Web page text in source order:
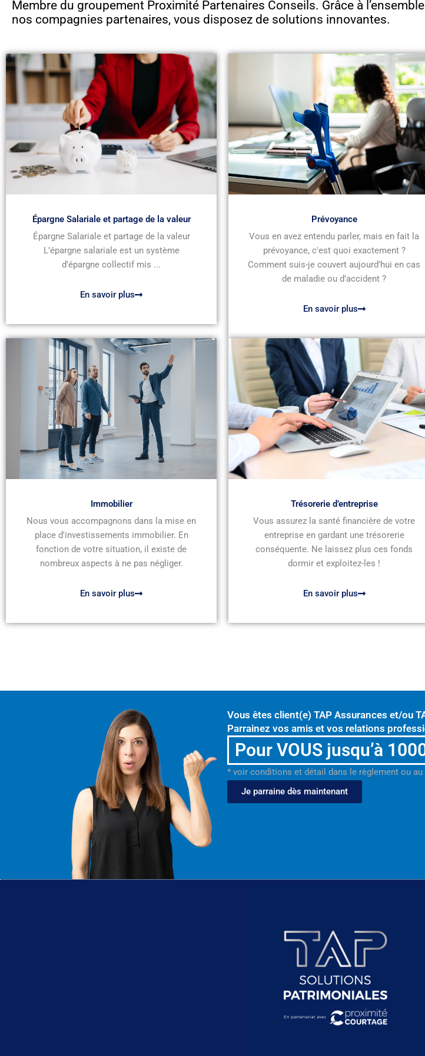
Membre du groupement Proximité Partenaires Conseils. Grâce à
nos compagnies partenaires, vous disposez de solutions innovantes.
Épargne Salariale et partage de la valeur
Épargne Salariale et partage de la valeur
L’épargne salariale est un système
d’épargne collectif mis ...
En savoir plus
Prévoyance
Vous en avez entendu parler, mais en fait la
prévoyance, c'est quoi exactement ?
Comment suis-je couvert aujourd’hui en cas
de maladie ou d’accident ?
En savoir plus
Immobilier
Nous vous accompagnons dans la mise en
place d'investissements immobilier. En
fonction de votre situation, il existe de
nombreux aspects à ne pas négliger.
En savoir plus
Trésorerie d’entreprise
Vous assurez la santé financière de votre
entreprise en gardant une trésorerie
conséquente. Ne laissez plus ces fonds
dormir et exploitez-les !
En savoir plus
Vous êtes client(e) TAP Assurances et/ou
Parrainez vos amis et vos relations
Pour VOUS jusqu’à
* voir conditions et détail dans le règlement ou au
Je parraine dès maintenant